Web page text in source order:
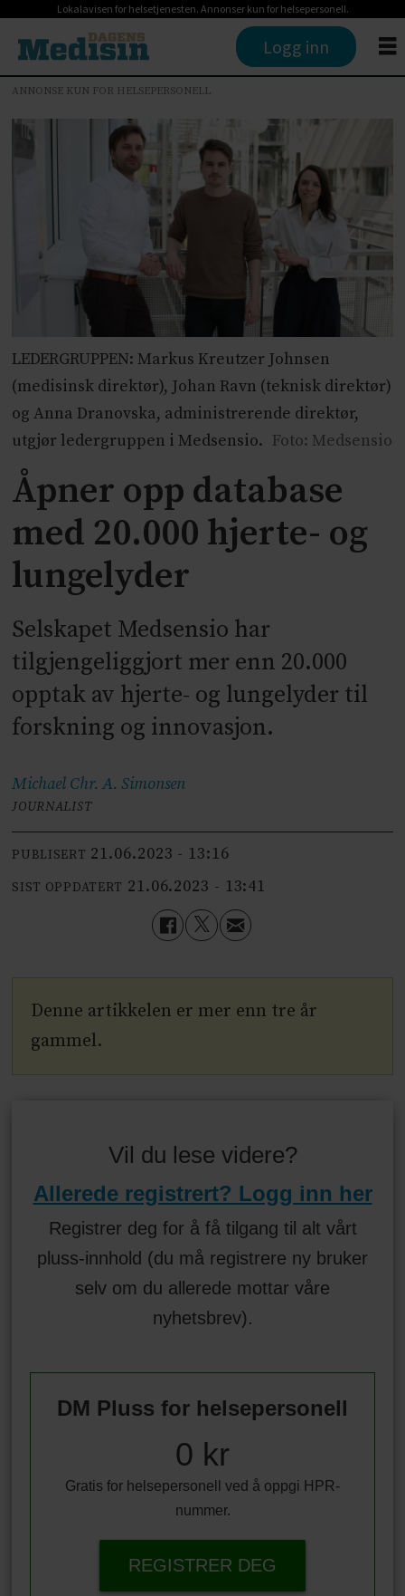
Lokalavisen for helsetjenesten. Annonser kun for helsepersonell.
Logg inn
ANNONSE KUN FOR HELSEPERSONELL
LEDERGRUPPEN: Markus Kreutzer Johnsen
(medisinsk direktør), Johan Ravn (teknisk direktør)
og Anna Dranovska, administrerende direktør,
utgjør ledergruppen i Medsensio. Foto: Medsensio
Åpner opp database
med 20.000 hjerte- og
lungelyder
Selskapet Medsensio har
tilgjengeliggjort mer enn 20.000
opptak av hjerte- og lungelyder til
forskning og innovasjon.
Michael Chr. A. Simonsen
JOURNALIST
PUBLISERT 21.06.2023 - 13:16
SIST OPPDATERT 21.06.2023 - 13:41
Denne artikkelen er mer enn tre år
gammel.
Vil du lese videre?
Allerede registrert? Logg inn her
Registrer deg for å få tilgang til alt vårt
pluss-innhold (du må registrere ny bruker
selv om du allerede mottar våre
nyhetsbrev).
DM Pluss for helsepersonell
0 kr
Gratis for helsepersonell ved å oppgi HPR-
nummer.
REGISTRER DEG